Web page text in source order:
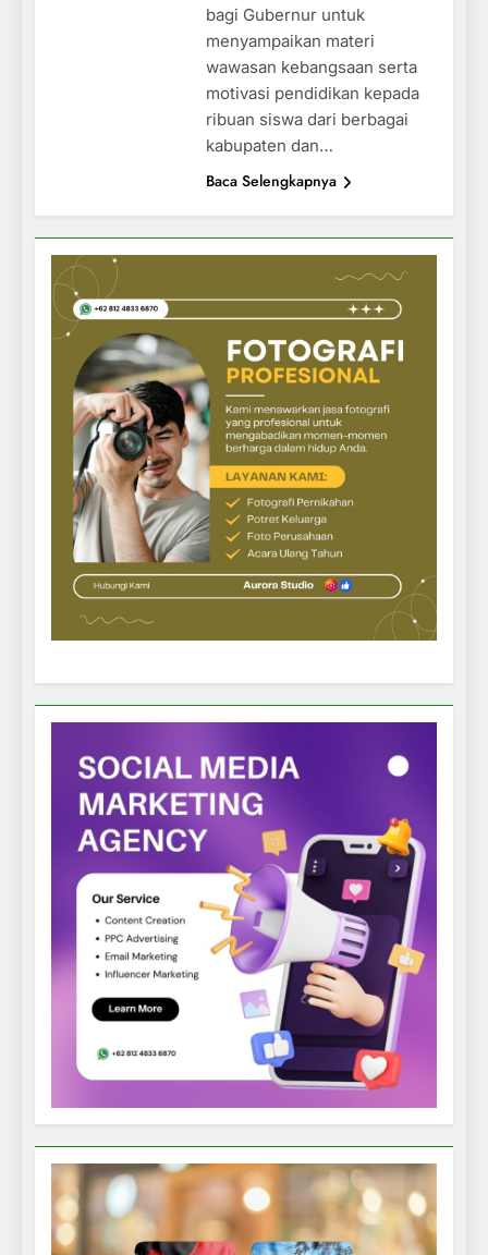
bagi Gubernur untuk
menyampaikan materi
wawasan kebangsaan serta
motivasi pendidikan kepada
ribuan siswa dari berbagai
kabupaten dan…
Baca Selengkapnya